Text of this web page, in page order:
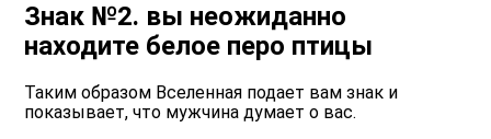
Знак №2. вы неожиданно
находите белое перо птицы
Таким образом Вселенная подает вам знак и
показывает, что мужчина думает о вас.